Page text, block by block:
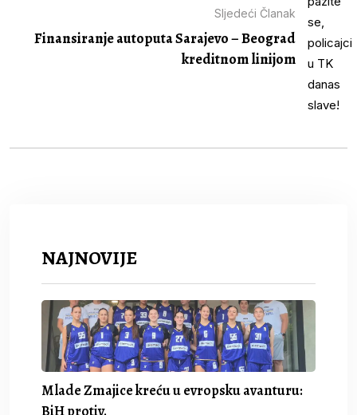
Sljedeći Članak
Finansiranje autoputa Sarajevo – Beograd
kreditnom linijom
NAJNOVIJE
Mlade Zmajice kreću u evropsku avanturu:
BiH protiv.